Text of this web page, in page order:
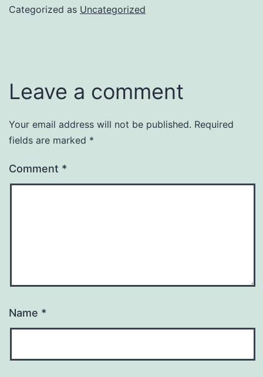
Categorized as Uncategorized
Leave a comment
Your email address will not be published. Required
fields are marked *
Comment *
Name *